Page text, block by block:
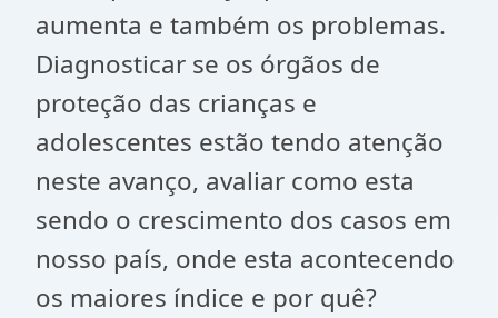
aumenta e também os problemas.
Diagnosticar se os órgãos de
proteção das crianças e
adolescentes estão tendo atenção
neste avanço, avaliar como esta
sendo o crescimento dos casos em
nosso país, onde esta acontecendo
os maiores índice e por quê?